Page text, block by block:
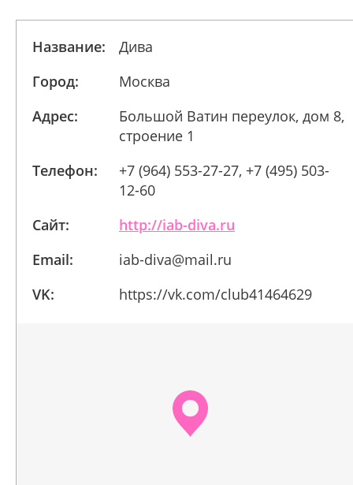
Название:
Дива
Город:
Москва
Адрес:
Бoльшoй Вaтин пepeyлoк, дoм 8,
cтpoeниe 1
Телефон:
+7 (964) 553-27-27, +7 (495) 503-
12-60
Сайт:
http://iab-diva.ru
Email:
iab-diva@mail.ru
VK:
https://vk.com/club41464629